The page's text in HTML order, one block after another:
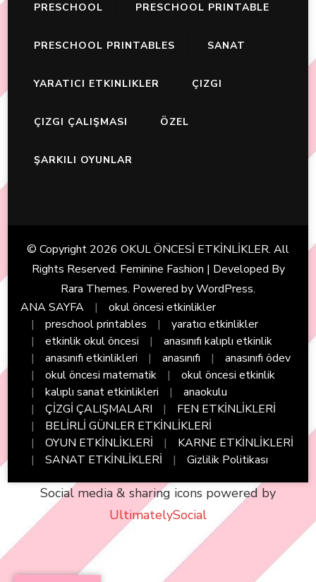
PRESCHOOL PRESCHOOL PRINTABLE
PRESCHOOL PRINTABLES SANAT
YARATICI ETKINLIKLER ÇIZGI
ÇIZGI ÇALIŞMASI ÖZEL
ŞARKILI OYUNLAR
© Copyright 2026 OKUL ÖNCESİ ETKİNLİKLER. All
Rights Reserved. Feminine Fashion | Developed By
Rara Themes. Powered byWordPress.
ANA SAYFA
okul öncesi etkinlikler
preschool printables
yaratıcı etkinlikler
etkinlik okul öncesi
anasınıfı kalıplı etkinlik
anasınıfı etkinlikleri
anasınıfı
anasınıfı ödev
okul öncesi matematik
okul öncesi etkinlik
kalıplı sanat etkinlikleri
anaokulu
ÇİZGİ ÇALIŞMALARI
FEN ETKİNLİKLERİ
BELİRLİ GÜNLER ETKİNLİKLERİ
OYUN ETKİNLİKLERİ
KARNE ETKİNLİKLERİ
SANAT ETKİNLİKLERİ
Gizlilik Politikası
Social media & sharing icons powered by
UltimatelySocial